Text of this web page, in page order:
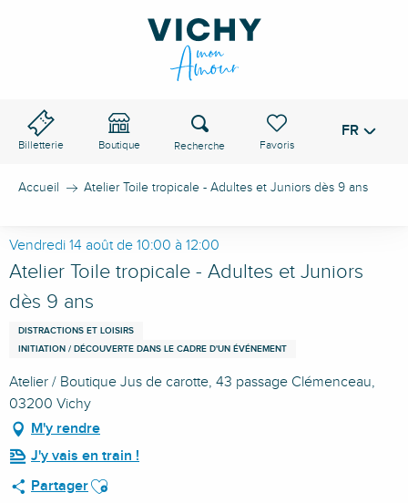
Billetterie Boutique
Voir les favoris
Recherche FR
Accueil Atelier Toile tropicale - Adultes et Juniors dès 9 ans
Vendredi 14 août de 10:00 à 12:00
Atelier Toile tropicale - Adultes et Juniors
dès 9 ans
DISTRACTIONS ET LOISIRS
INITIATION / DÉCOUVERTE DANS LE CADRE D'UN ÉVÉNEMENT
Atelier / Boutique Jus de carotte, 43 passage Clémenceau,
03200 Vichy
M'y rendre
J'y vais en train !
PartagerAjouter aux favoris